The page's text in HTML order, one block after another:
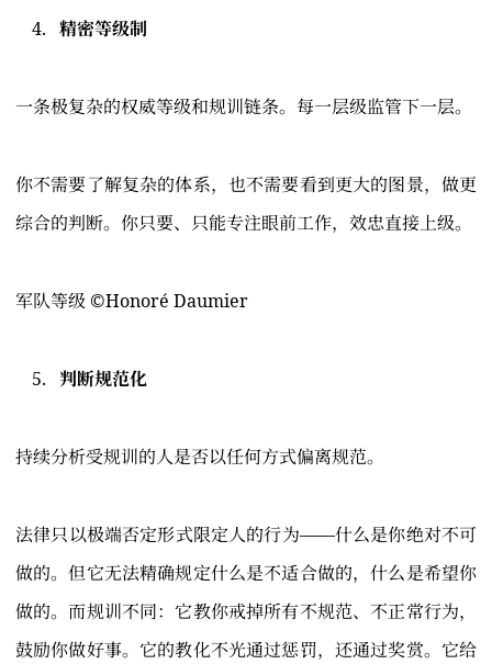
精密等级制
一条极复杂的权威等级和规训链条。每一层级监管下一层。
你不需要了解复杂的体系，也不需要看到更大的图景，做更
综合的判断。你只要、只能专注眼前工作，效忠直接上级。
军队等级 ©️Honoré Daumier
判断规范化
持续分析受规训的人是否以任何方式偏离规范。
法律只以极端否定形式限定人的行为——什么是你绝对不可
做的。但它无法精确规定什么是不适合做的，什么是希望你
做的。而规训不同：它教你戒掉所有不规范、不正常行为，
鼓励你做好事。它的教化不光通过惩罚，还通过奖赏。它给